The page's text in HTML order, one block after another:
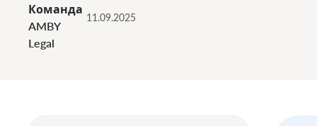
Команда
AMBY
Legal
11.09.2025